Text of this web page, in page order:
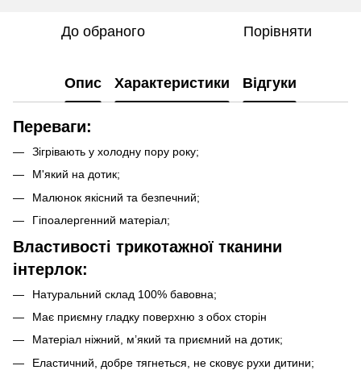
До обраного Порівняти
Опис Характеристики Відгуки
Переваги:
Зігрівають у холодну пору року;
М'який на дотик;
Малюнок якісний та безпечний;
Гіпоалергенний матеріал;
Властивості трикотажної тканини
інтерлок:
Натуральний склад 100% бавовна;
Має приємну гладку поверхню з обох сторін
Матеріал ніжний, м’який та приємний на дотик;
Еластичний, добре тягнеться, не сковує рухи дитини;